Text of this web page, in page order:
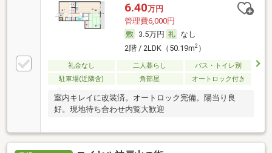
6.40万円
管理費6,000円
3.5万円
なし
2階 / 2LDK（50.19m2）
礼金なし 二人暮らし
バス・トイレ別
駐車場(近隣含)
角部屋 オートロック付き
室内キレイに改装済。オートロック完備。陽当り良
好。現地待ち合わせ内覧大歓迎